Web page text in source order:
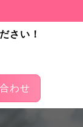
さい！
わせ